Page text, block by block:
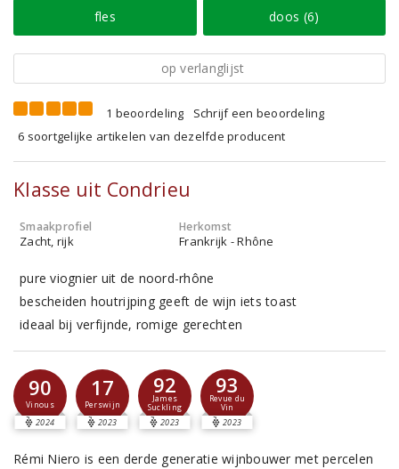
fles doos (6)
op verlanglijst
1 beoordeling
Schrijf een beoordeling
6 soortgelijke artikelen van dezelfde producent
Klasse uit Condrieu
Smaakprofiel
Zacht, rijk
Herkomst
Frankrijk - Rhône
pure viognier uit de noord-rhône
bescheiden houtrijping geeft de wijn iets toast
ideaal bij verfijnde, romige gerechten
90
Vinous
2024
17
Perswijn
2023
92
James
Suckling
2023
93
Revue du
Vin
2023
Rémi Niero is een derde generatie wijnbouwer met percelen